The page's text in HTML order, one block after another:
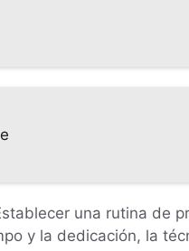
una rutina de
y la dedicación, la